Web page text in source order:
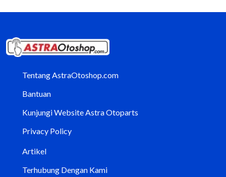
Tentang AstraOtoshop.com
Bantuan
Kunjungi Website Astra Otoparts
Privacy Policy
Artikel
Terhubung Dengan Kami